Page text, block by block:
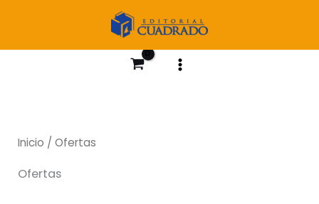
contenido
Inicio / Ofertas
Ofertas